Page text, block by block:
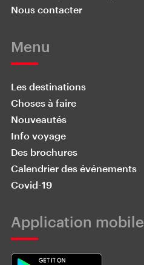
Nous contacter
Menu
Les destinations
Choses à faire
Nouveautés
Info voyage
Des brochures
Calendrier des événements
Covid-19
Application mobile